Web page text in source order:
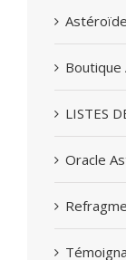
Boutique
LISTES
Oracle